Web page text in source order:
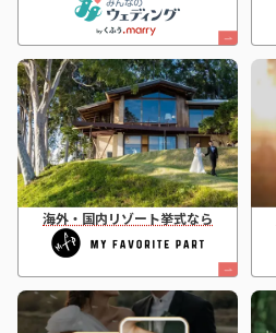
海外・国内リゾート挙式なら